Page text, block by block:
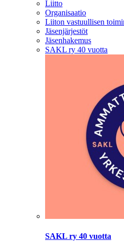
Liitto
Organisaatio
Liiton vastuullisen
Jäsenjärjestöt
Jäsenhakemus
SAKL ry 40 vuotta
SAKL ry 40 vuotta